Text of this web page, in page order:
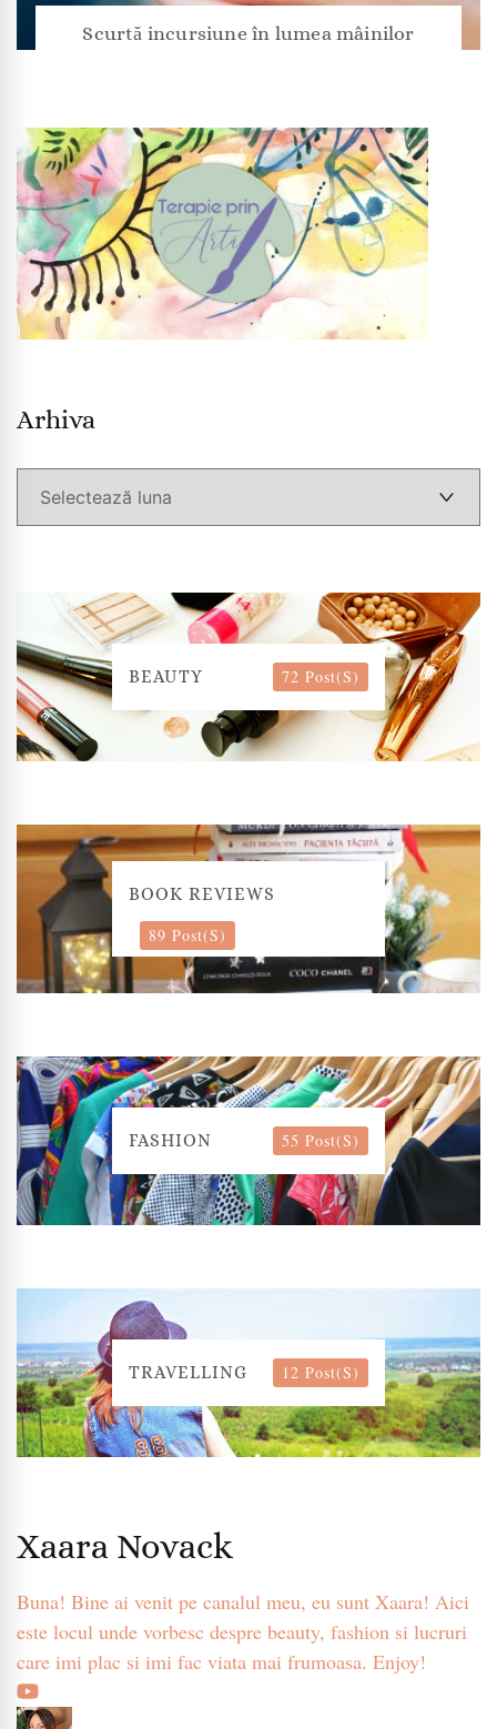
Scurtă incursiune în lumea mâinilor
Arhiva
BEAUTY 72 Post(s)
BOOK REVIEWS
89 Post(s)
FASHION 55 Post(s)
TRAVELLING 12 Post(s)
Xaara Novack
Buna! Bine ai venit pe canalul meu, eu sunt Xaara! Aici
este locul unde vorbesc despre beauty, fashion si lucruri
care imi plac si imi fac viata mai frumoasa. Enjoy!